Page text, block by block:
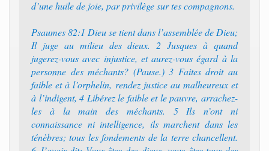
d’une huile de joie, par privilège sur tes compagnons.
Psaumes 82:1 Dieu se tient dans l’assemblée de Dieu;
Il juge au milieu des dieux. 2 Jusques à quand
jugerez-vous avec injustice, et aurez-vous égard à la
personne des méchants? (Pause.) 3 Faites droit au
faible et à l’orphelin, rendez justice au malheureux et
à l’indigent, 4 Libérez le faible et le pauvre, arrachez-
les à la main des méchants. 5 Ils n’ont ni
connaissance ni intelligence, ils marchent dans les
ténèbres; tous les fondements de la terre chancellent.